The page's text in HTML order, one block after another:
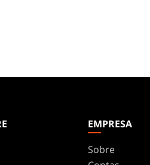
EMPRESA
Sobre